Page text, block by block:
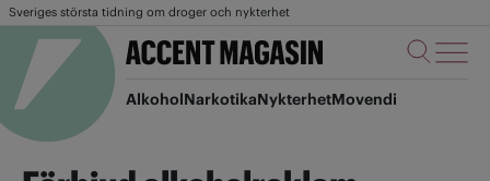
Sveriges största tidning om droger och nykterhet
AlkoholNarkotikaNykterhetMovendi